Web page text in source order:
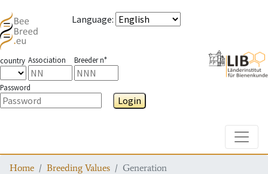
Language:
country Association Breeder n°
Password
Login
Home Breeding Values Generation